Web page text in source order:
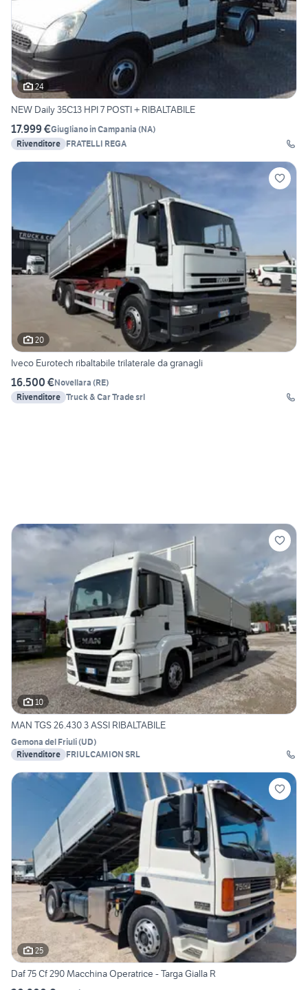
24
NEW Daily 35C13 HPI 7 POSTI + RIBALTABILE
17.999 €Giugliano in Campania (NA)
Rivenditore FRATELLI REGA
20
Iveco Eurotech ribaltabile trilaterale da granagli
16.500 €Novellara (RE)
Rivenditore Truck & Car Trade srl
10
MAN TGS 26.430 3 ASSI RIBALTABILE
Gemona del Friuli(UD)
Rivenditore FRIULCAMION SRL
25
Daf 75 Cf 290 Macchina Operatrice - Targa Gialla R